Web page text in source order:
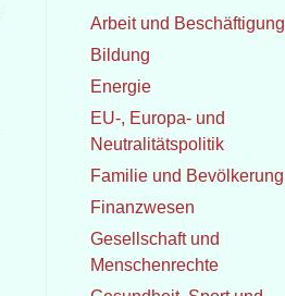
Arbeit und Beschäftigung
Bildung
Energie
EU-, Europa- und
Neutralitätspolitik
Familie und Bevölkerung
Finanzwesen
Gesellschaft und
Menschenrechte